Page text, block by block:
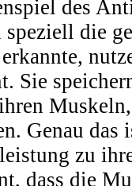
des
die
Sie
Genau das
zu
dass die